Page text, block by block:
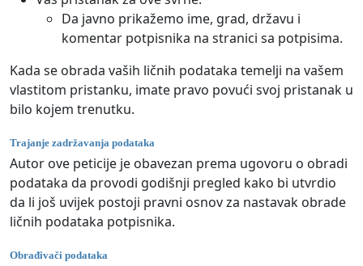
Da javno prikažemo ime, grad, državu i
komentar potpisnika na stranici sa potpisima.
Kada se obrada vaših ličnih podataka temelji na vašem
vlastitom pristanku, imate pravo povući svoj pristanak u
bilo kojem trenutku.
Trajanje zadržavanja podataka
Autor ove peticije je obavezan prema ugovoru o obradi
podataka da provodi godišnji pregled kako bi utvrdio
da li još uvijek postoji pravni osnov za nastavak obrade
ličnih podataka potpisnika.
Obrađivači podataka